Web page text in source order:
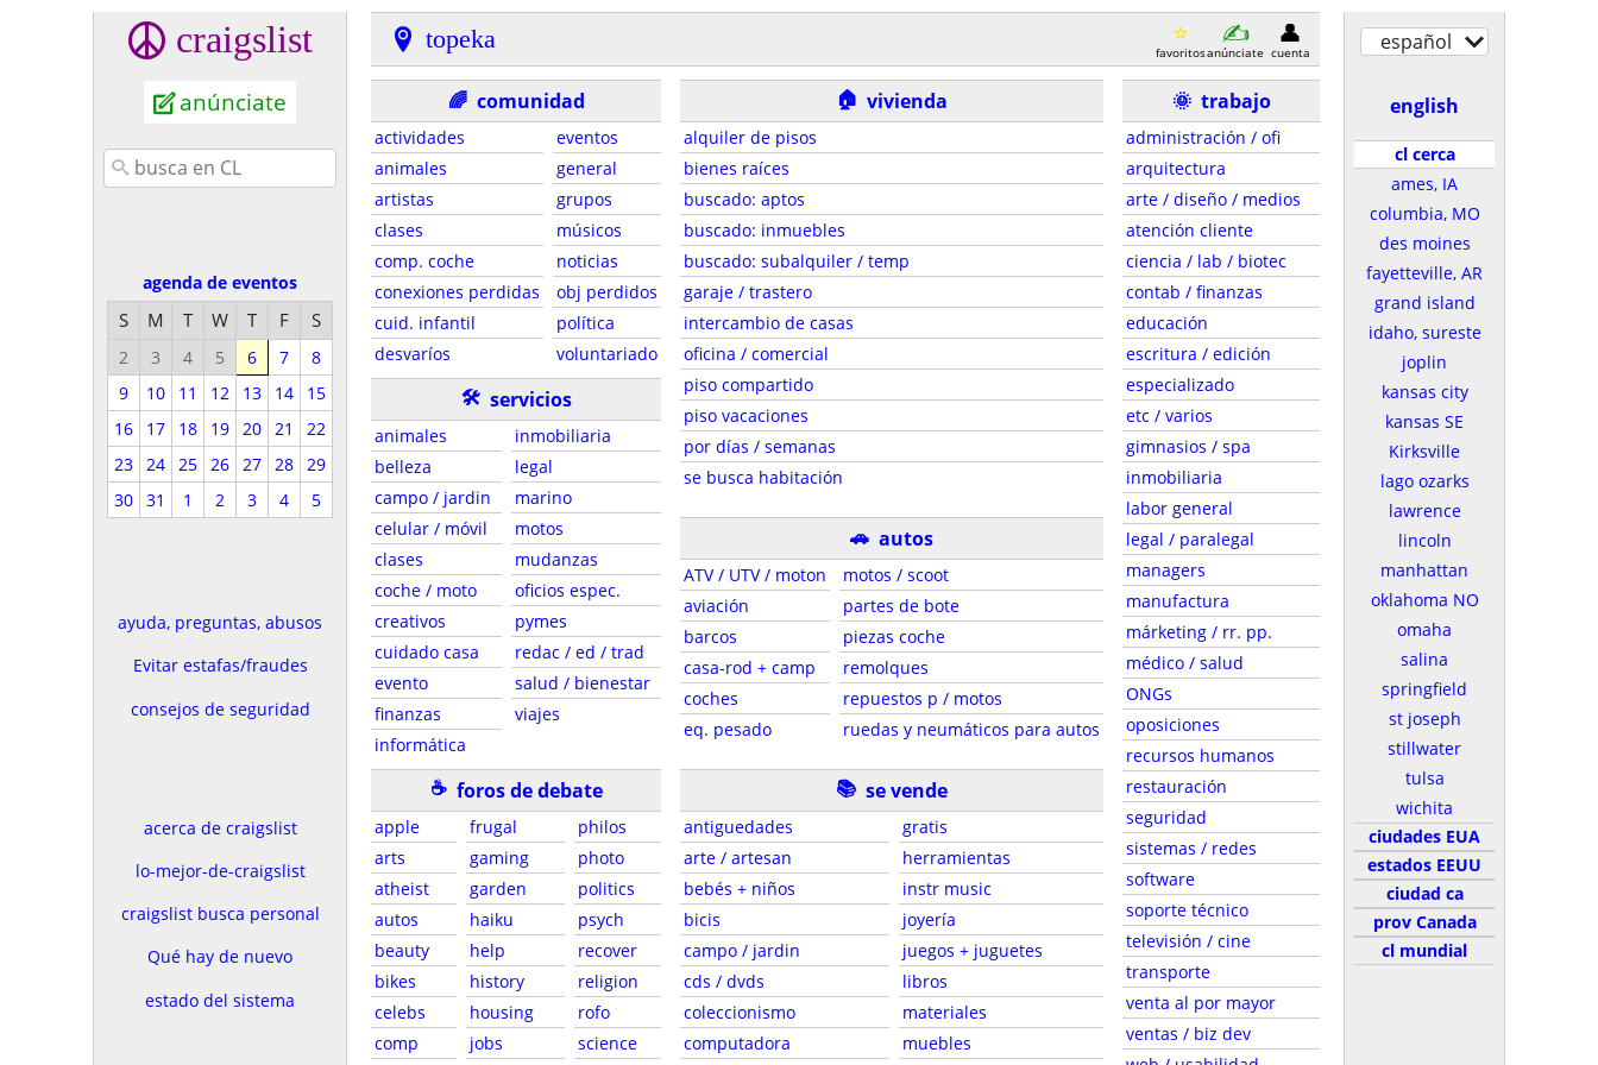
craigslist
anúnciate
agenda de eventos
S M T W T F S
2 3 4 5 6 7
8
9
10 11 12 13 14
15
16
17 18 19 20 21
22
23 24 25 26 27 28 29
30 31 1 2 3 4 5
ayuda, preguntas, abusos
Evitar estafas/fraudes
consejos de seguridad
acerca de craigslist
lo-mejor-de-craigslist
craigslist busca personal
Qué hay de nuevo
estado del sistema
topeka favoritosanúnciate cuenta
🌈 comunidad
actividades
animales
artistas
clases
comp. coche
conexiones perdidas
cuid. infantil
desvaríos
eventos
general
grupos
músicos
noticias
obj perdidos
política
voluntariado
🛠 servicios
animales
belleza
campo / jardin
celular / móvil
clases
coche / moto
creativos
cuidado casa
evento
finanzas
informática
inmobiliaria
legal
marino
motos
mudanzas
oficios espec.
pymes
redac / ed / trad
salud / bienestar
viajes
☕ foros de debate
apple
arts
atheist
autos
beauty
bikes
celebs
comp
frugal
gaming
garden
haiku
help
history
housing
jobs
philos
photo
politics
psych
recover
religion
rofo
science
🏠 vivienda
alquiler de pisos
bienes raíces
buscado: aptos
buscado: inmuebles
buscado: subalquiler / temp
garaje / trastero
intercambio de casas
oficina / comercial
piso compartido
piso vacaciones
por días / semanas
se busca habitación
🚗 autos
ATV / UTV / moton
aviación
barcos
casa-rod + camp
coches
eq. pesado
motos / scoot
partes de bote
piezas coche
remolques
repuestos p / motos
ruedas y neumáticos para autos
📚 se vende
antiguedades
arte / artesan
bebés + niños
bicis
campo / jardin
cds / dvds
coleccionismo
computadora
gratis
herramientas
instr music
joyería
juegos + juguetes
libros
materiales
muebles
🌞 trabajo
administración / ofi
arquitectura
arte / diseño / medios
atención cliente
ciencia / lab / biotec
contab / finanzas
educación
escritura / edición
especializado
etc / varios
gimnasios / spa
inmobiliaria
labor general
legal / paralegal
managers
manufactura
márketing / rr. pp.
médico / salud
ONGs
oposiciones
recursos humanos
restauración
seguridad
sistemas / redes
software
soporte técnico
televisión / cine
transporte
venta al por mayor
ventas / biz dev
español
english
cl cerca
ames, IA
columbia, MO
des moines
fayetteville, AR
grand island
idaho, sureste
joplin
kansas city
kansas SE
Kirksville
lago ozarks
lawrence
lincoln
manhattan
oklahoma NO
omaha
salina
springfield
st joseph
stillwater
tulsa
wichita
ciudades EUA
estados EEUU
ciudad ca
prov Canada
cl mundial